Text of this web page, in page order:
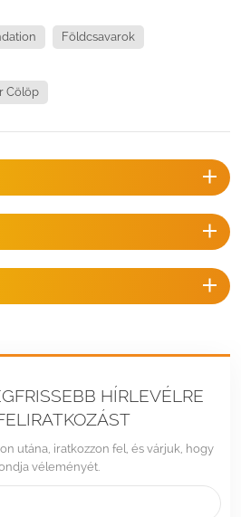
visszaáll az eredeti
és szükség szerint
specifikációiMegjegyzés: személyre
CSAVARCALOM TELEPÍTÉSI VIDEÓ
szerelési hardvereket tervezünk és
való állványozás részleteit, ezért
velünk konkrét projektjeinek
Földcsavarok
Cölöp
HÍRLEVÉLRE
utána, iratkozzon fel, és várjuk, hogy
véleményét.